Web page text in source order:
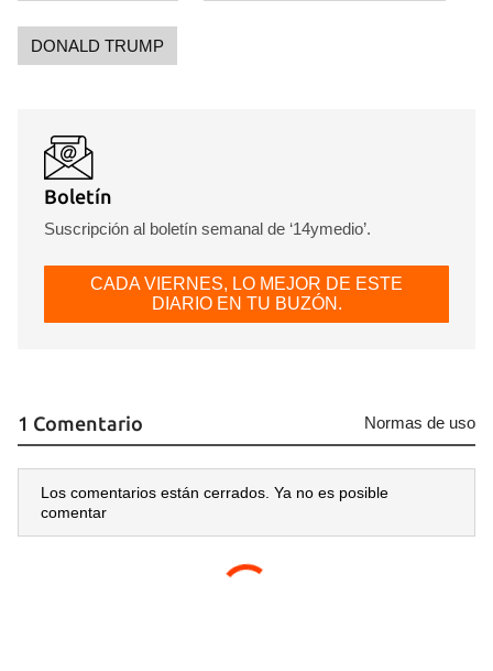
DONALD TRUMP
Boletín
Suscripción al boletín semanal de ‘14ymedio’.
CADA VIERNES, LO MEJOR DE ESTE
DIARIO EN TU BUZÓN.
1 Comentario Normas de uso
Los comentarios están cerrados. Ya no es posible
comentar